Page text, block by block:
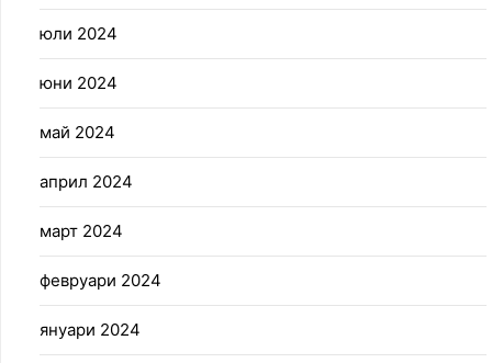
юли 2024
юни 2024
май 2024
април 2024
март 2024
февруари 2024
януари 2024